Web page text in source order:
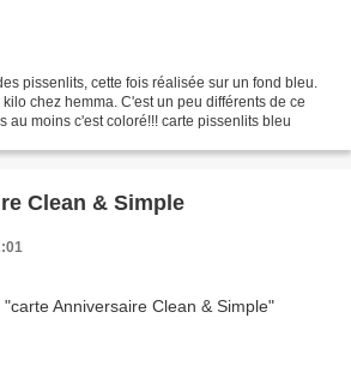
pissenlits, cette fois réalisée sur un fond bleu.
chez hemma. C'est un peu différents de ce
au moins c'est coloré!!! carte pissenlits bleu
Clean & Simple